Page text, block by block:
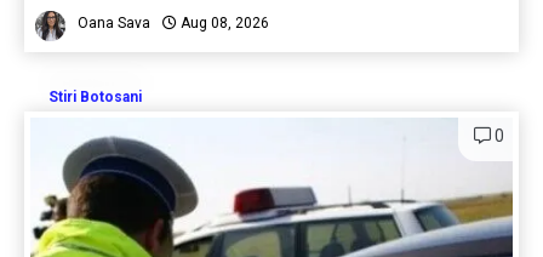
Oana Sava Aug 08, 2026
Stiri Botosani
0